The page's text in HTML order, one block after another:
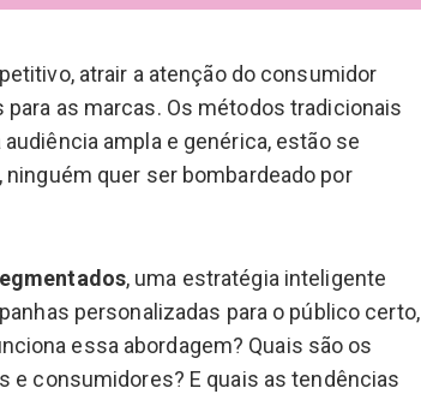
atrair a atenção do consumidor
as marcas. Os métodos tradicionais
ampla e genérica, estão se
quer ser bombardeado por
, uma estratégia inteligente
personalizadas para o público certo,
essa abordagem? Quais são os
e consumidores? E quais as tendências